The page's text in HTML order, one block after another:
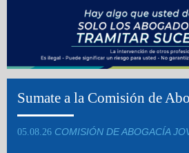
Sumate a la Comisión de
05.08.26 COMISIÓN DE ABOGACÍA